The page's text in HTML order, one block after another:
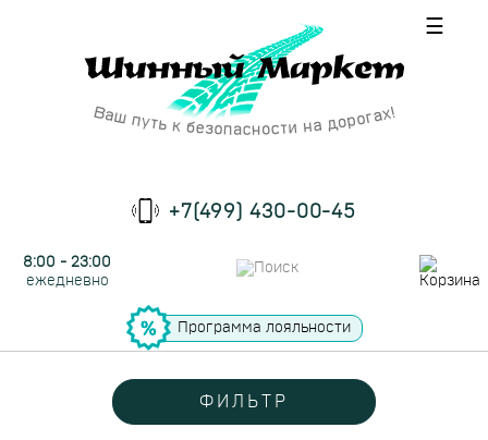
☰
+7(499) 430-00-45
8:00 - 23:00
ежедневно
Программа лояльности
ФИЛЬТР